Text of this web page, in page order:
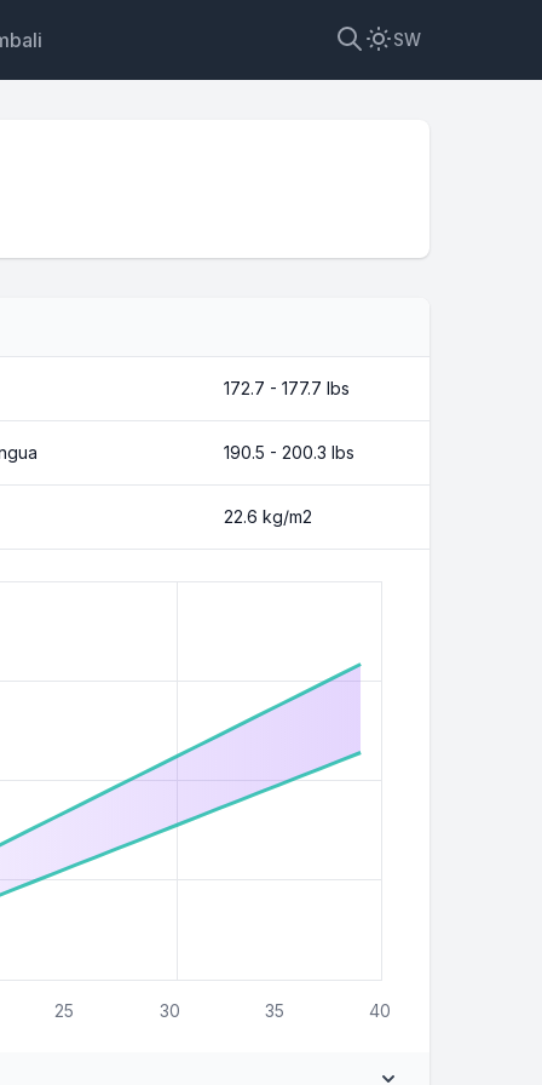
SW
172.7 - 177.7 lbs
190.5 - 200.3 lbs
22.6 kg/m2
25 30 35
40